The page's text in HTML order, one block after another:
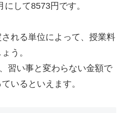
して8573円です。
れる単位によって、授業料
う。
習い事と変わらない金額で
いるといえます。